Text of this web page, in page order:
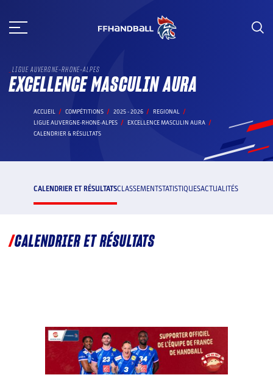
au
LIGUE AUVERGNE-RHONE-ALPES
EXCELLENCE MASCULIN AURA
ACCUEIL COMPÉTITIONS 2025 - 2026
REGIONAL
LIGUE AUVERGNE-RHONE-ALPES
EXCELLENCE MASCULIN AURA
CALENDRIER & RÉSULTATS
CALENDRIER ET RÉSULTATSCLASSEMENTSTATISTIQUESACTUALITÉS
CALENDRIER ET RÉSULTATS